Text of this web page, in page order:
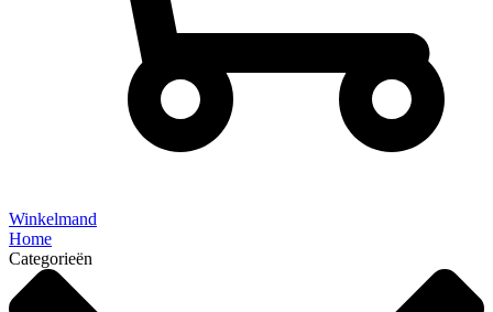
Winkelmand
Home
Categorieën